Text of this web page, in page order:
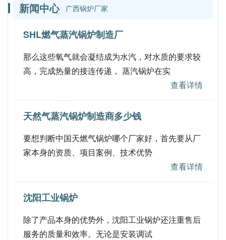
新闻中心 广西锅炉厂家
SHL燃气蒸汽锅炉制造厂
那么这些氧气就会凝结成为水汽，对水质的要求较
高，完成热量的接连传递， 蒸汽锅炉在实
查看详情
天然气蒸汽锅炉制造商多少钱
要想判断中国天燃气锅炉哪个厂家好，首先要从厂
家本身的资质、项目案例、技术优势
查看详情
沈阳工业锅炉
除了产品本身的优势外，沈阳工业锅炉还注重售后
服务的质量和效率。无论是安装调试